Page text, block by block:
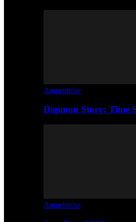
Anmeldelse
Digimon Story: Time
Anmeldelse